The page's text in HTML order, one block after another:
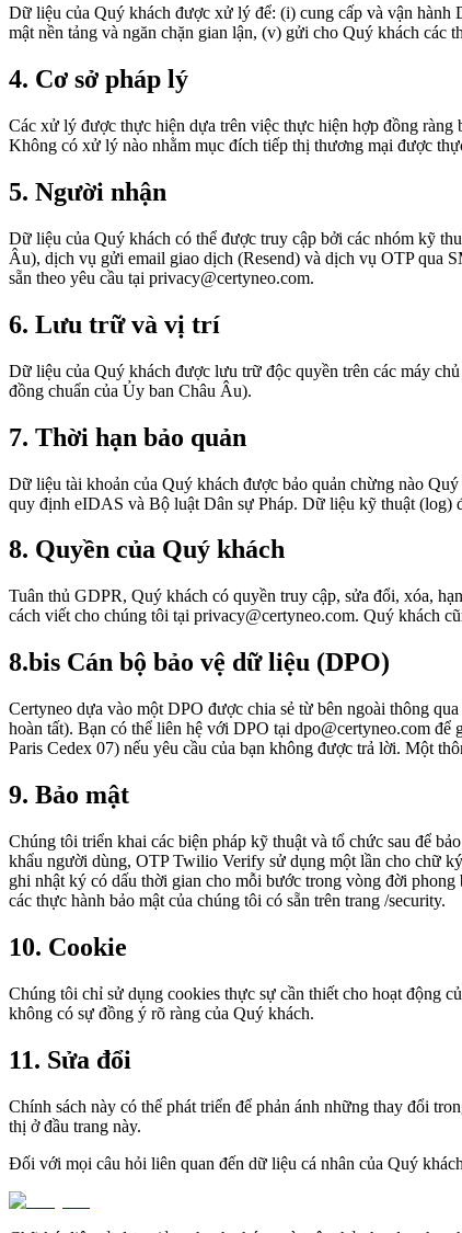
Dữ liệu của Quý khách được xử lý để: (i) cung cấp và vận
mật nền tảng và ngăn chặn gian lận, (v) gửi cho Quý khách
4. Cơ sở pháp lý
Các xử lý được thực hiện dựa trên việc thực hiện hợp đồng
Không có xử lý nào nhằm mục đích tiếp thị thương mại được
5. Người nhận
Dữ liệu của Quý khách có thể được truy cập bởi các nhóm kỹ
Âu), dịch vụ gửi email giao dịch (Resend) và dịch vụ OTP qua
sẵn theo yêu cầu tại privacy@certyneo.com.
6. Lưu trữ và vị trí
Dữ liệu của Quý khách được lưu trữ độc quyền trên các máy
đồng chuẩn của Ủy ban Châu Âu).
7. Thời hạn bảo quản
Dữ liệu tài khoản của Quý khách được bảo quản chừng nào
quy định eIDAS và Bộ luật Dân sự Pháp. Dữ liệu kỹ thuật (log)
8. Quyền của Quý khách
Tuân thủ GDPR, Quý khách có quyền truy cập, sửa đổi, xóa,
cách viết cho chúng tôi tại privacy@certyneo.com. Quý khách
8.bis Cán bộ bảo vệ dữ liệu (DPO)
Certyneo dựa vào một DPO được chia sẻ từ bên ngoài thông
hoàn tất). Bạn có thể liên hệ với DPO tại dpo@certyneo.com
Paris Cedex 07) nếu yêu cầu của bạn không được trả lời. Một
9. Bảo mật
Chúng tôi triển khai các biện pháp kỹ thuật và tổ chức sau để
khẩu người dùng, OTP Twilio Verify sử dụng một lần cho chữ
ghi nhật ký có dấu thời gian cho mỗi bước trong vòng đời
các thực hành bảo mật của chúng tôi có sẵn trên trang /security.
10. Cookie
Chúng tôi chỉ sử dụng cookies thực sự cần thiết cho hoạt động
không có sự đồng ý rõ ràng của Quý khách.
11. Sửa đổi
Chính sách này có thể phát triển để phản ánh những thay đổi
thị ở đầu trang này.
Đối với mọi câu hỏi liên quan đến dữ liệu cá nhân của Quý